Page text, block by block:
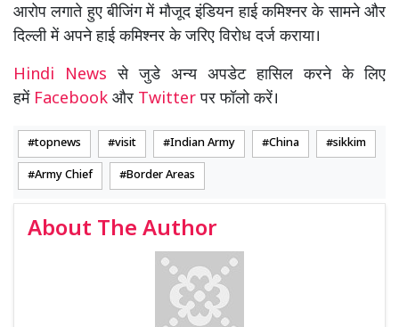
आरोप लगाते हुए बीजिंग में मौजूद इंडियन हाई कमिश्नर के सामने और
दिल्ली में अपने हाई कमिश्नर के जरिए विरोध दर्ज कराया।
Hindi Newsसे जुडे अन्य अपडेट हासिल करने के लिए
हमें Facebook और Twitterपर फॉलो करें।
topnews visit Indian Army China sikkim
Army Chief Border Areas
About The Author